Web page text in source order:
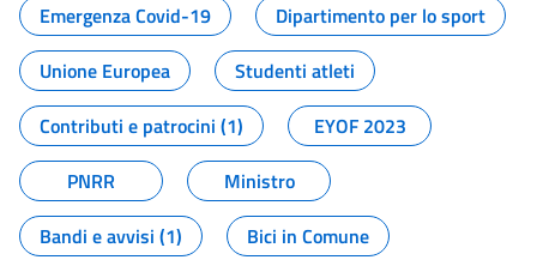
Emergenza Covid-19
Dipartimento per lo sport
Unione Europea
Studenti atleti
Contributi e patrocini (1)
EYOF 2023
PNRR
Ministro
Bandi e avvisi (1)
Bici in Comune